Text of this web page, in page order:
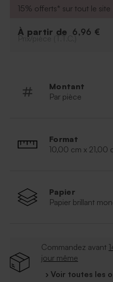
15% offerts* sur tout le
À partir de 6,96 €
Prix/pièce (T.T.C.)
Montant
Par pièce
Format
10,00 cm x 21,00
Papier
Papier brillant
Commandez avant
jour même
› Voir toutes les